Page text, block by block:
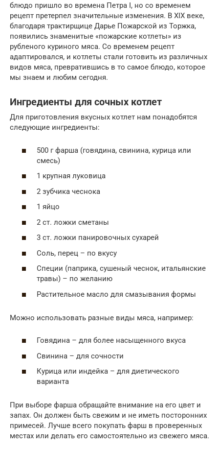
блюдо пришло во времена Петра I, но со временем
рецепт претерпел значительные изменения. В XIX веке,
благодаря трактирщице Дарье Пожарской из Торжка,
появились знаменитые «пожарские котлеты» из
рубленого куриного мяса. Со временем рецепт
адаптировался, и котлеты стали готовить из различных
видов мяса, превратившись в то самое блюдо, которое
мы знаем и любим сегодня.
Ингредиенты для сочных котлет
Для приготовления вкусных котлет нам понадобятся
следующие ингредиенты:
500 г фарша (говядина, свинина, курица или
смесь)
1 крупная луковица
2 зубчика чеснока
1 яйцо
2 ст. ложки сметаны
3 ст. ложки панировочных сухарей
Соль, перец – по вкусу
Специи (паприка, сушеный чеснок, итальянские
травы) – по желанию
Растительное масло для смазывания формы
Можно использовать разные виды мяса, например:
Говядина – для более насыщенного вкуса
Свинина – для сочности
Курица или индейка – для диетического
варианта
При выборе фарша обращайте внимание на его цвет и
запах. Он должен быть свежим и не иметь посторонних
примесей. Лучше всего покупать фарш в проверенных
местах или делать его самостоятельно из свежего мяса.